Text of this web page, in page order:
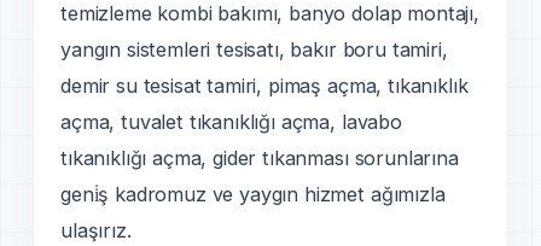
temizleme kombi bakımı, banyo dolap montajı,
yangın sistemleri tesisatı, bakır boru tamiri,
demir su tesisat tamiri, pimaş açma, tıkanıklık
açma, tuvalet tıkanıklığı açma, lavabo
tıkanıklığı açma, gider tıkanması sorunlarına
geni̇ş kadromuz ve yaygın hizmet ağımızla
ulaşırız.